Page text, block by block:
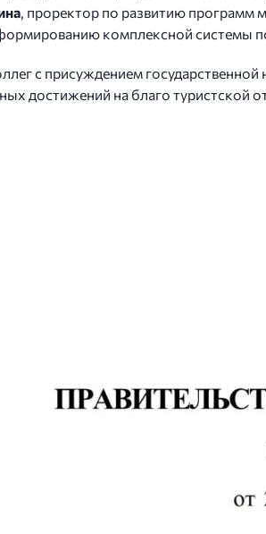
, проректор по развитию программ
комплексной системы
с присуждением
достижений на благо туристской